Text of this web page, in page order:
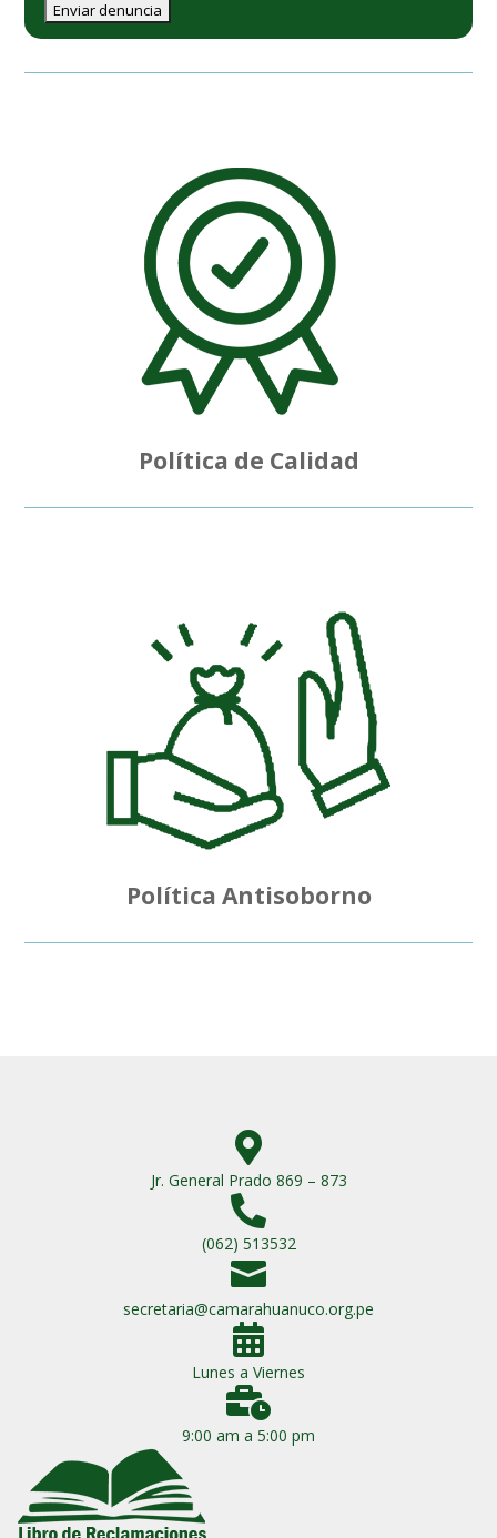
Política de Calidad
Política Antisoborno

Jr. General Prado 869 – 873

(062) 513532

secretaria@camarahuanuco.org.pe

Lunes a Viernes

9:00 am a 5:00 pm